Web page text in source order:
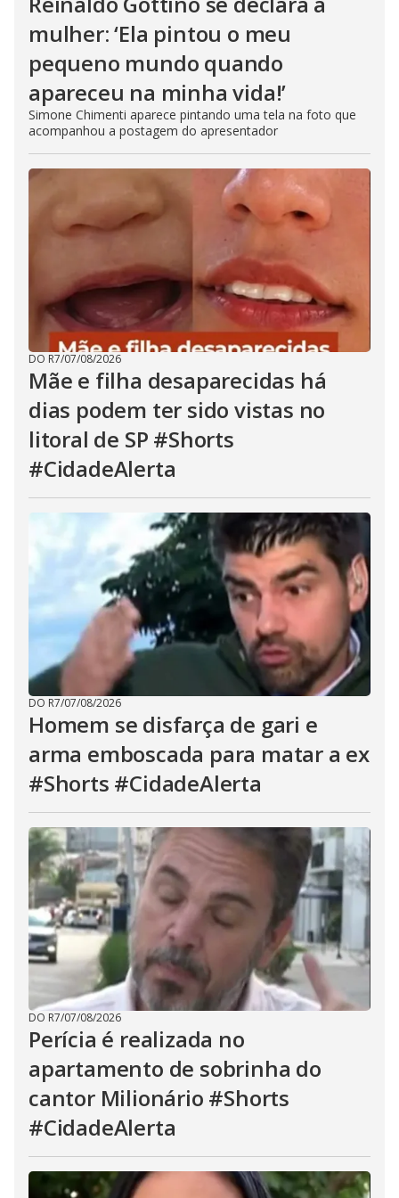
mulher: ‘Ela pintou o meu
pequeno mundo quando
apareceu na minha vida!’
Simone Chimenti aparece pintando uma tela na foto que
acompanhou a postagem do apresentador
DO R7/07/08/2026
Mãe e filha desaparecidas há
dias podem ter sido vistas no
litoral de SP #Shorts
#CidadeAlerta
DO R7/07/08/2026
Homem se disfarça de gari e
arma emboscada para matar a ex
#Shorts #CidadeAlerta
DO R7/07/08/2026
Perícia é realizada no
apartamento de sobrinha do
cantor Milionário #Shorts
#CidadeAlerta